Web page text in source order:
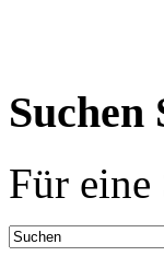
Suchen
Für eine